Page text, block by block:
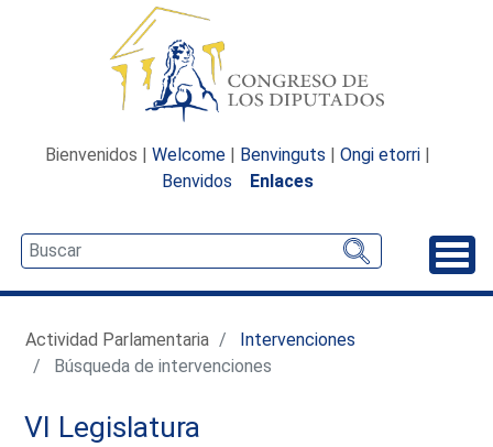
Bienvenidos | Welcome | Benvinguts | Ongi etorri |
Benvidos
Enlaces
Actividad Parlamentaria
Intervenciones
Búsqueda de intervenciones
VI Legislatura